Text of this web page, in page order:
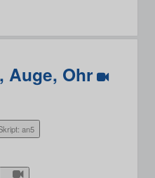
Auge, Ohr
an5